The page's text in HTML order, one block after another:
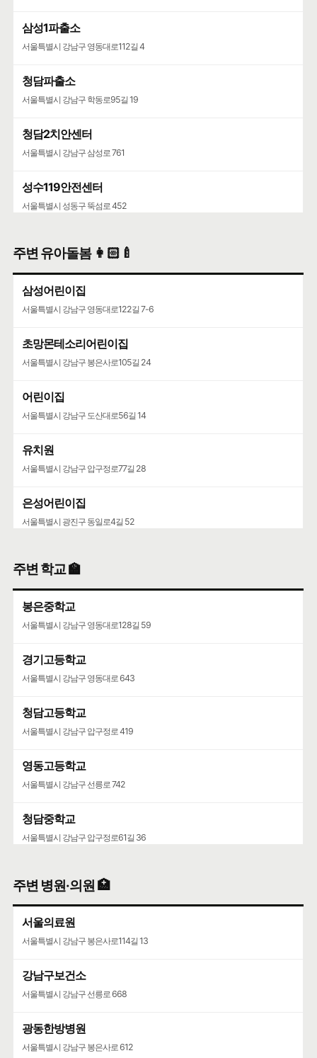
삼성1파출소
서울특별시 강남구 영동대로112길 4
청담파출소
서울특별시 강남구 학동로95길 19
청담2치안센터
서울특별시 강남구 삼성로 761
성수119안전센터
서울특별시 성동구 뚝섬로 452
주변 유아돌봄 👩🏻‍🍼
삼성어린이집
서울특별시 강남구 영동대로122길 7-6
초망몬테소리어린이집
서울특별시 강남구 봉은사로105길 24
어린이집
서울특별시 강남구 도산대로56길 14
유치원
서울특별시 강남구 압구정로77길 28
은성어린이집
서울특별시 광진구 동일로4길 52
서울특별시 광진구 능동로3마길 1
주변 학교 🏫
봉은중학교
서울특별시 강남구 영동대로128길 59
경기고등학교
서울특별시 강남구 영동대로 643
청담고등학교
서울특별시 강남구 압구정로 419
영동고등학교
서울특별시 강남구 선릉로 742
청담중학교
서울특별시 강남구 압구정로61길 36
주변 병원·의원 🏥
서울의료원
서울특별시 강남구 봉은사로114길 13
강남구보건소
서울특별시 강남구 선릉로 668
광동한방병원
서울특별시 강남구 봉은사로 612